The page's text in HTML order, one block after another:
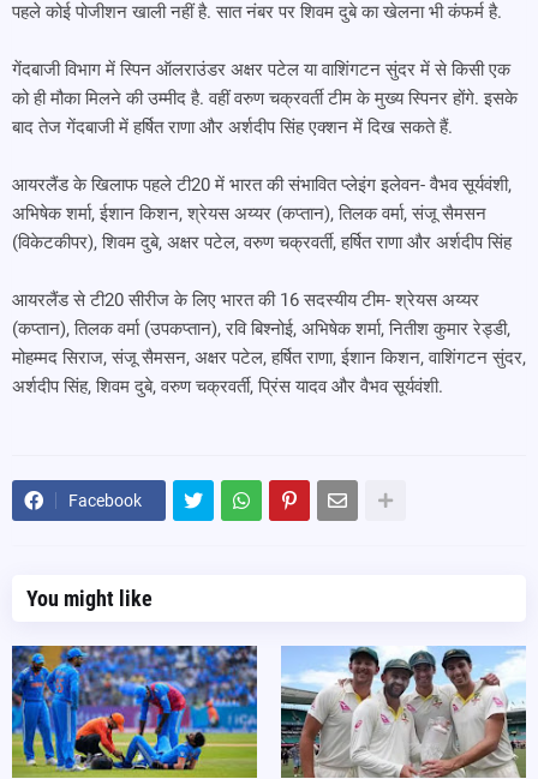
पहले कोई पोजीशन खाली नहीं है. सात नंबर पर शिवम दुबे का खेलना भी कंफर्म है.
गेंदबाजी विभाग में स्पिन ऑलराउंडर अक्षर पटेल या वाशिंगटन सुंदर में से किसी एक
को ही मौका मिलने की उम्मीद है. वहीं वरुण चक्रवर्ती टीम के मुख्य स्पिनर होंगे. इसके
बाद तेज गेंदबाजी में हर्षित राणा और अर्शदीप सिंह एक्शन में दिख सकते हैं.
आयरलैंड के खिलाफ पहले टी20 में भारत की संभावित प्लेइंग इलेवन- वैभव सूर्यवंशी,
अभिषेक शर्मा, ईशान किशन, श्रेयस अय्यर (कप्तान), तिलक वर्मा, संजू सैमसन
(विकेटकीपर), शिवम दुबे, अक्षर पटेल, वरुण चक्रवर्ती, हर्षित राणा और अर्शदीप सिंह
आयरलैंड से टी20 सीरीज के लिए भारत की 16 सदस्यीय टीम- श्रेयस अय्यर
(कप्तान), तिलक वर्मा (उपकप्तान), रवि बिश्नोई, अभिषेक शर्मा, नितीश कुमार रेड्डी,
मोहम्मद सिराज, संजू सैमसन, अक्षर पटेल, हर्षित राणा, ईशान किशन, वाशिंगटन सुंदर,
अर्शदीप सिंह, शिवम दुबे, वरुण चक्रवर्ती, प्रिंस यादव और वैभव सूर्यवंशी.
Facebook
You might like